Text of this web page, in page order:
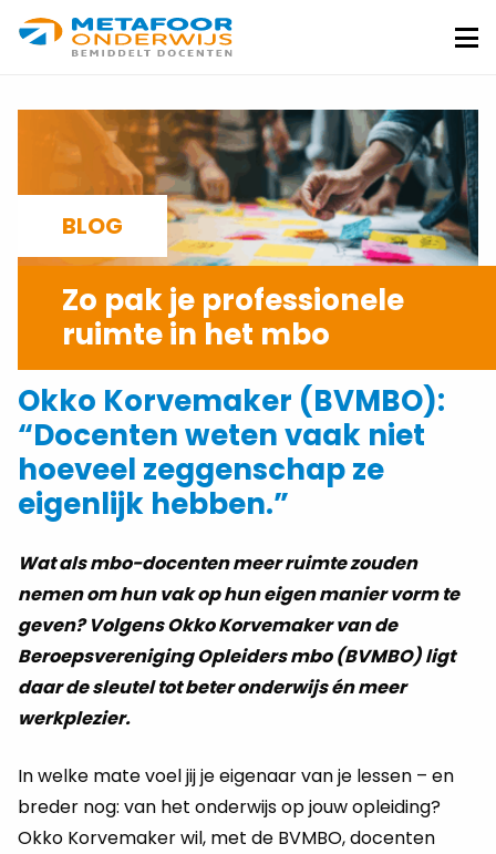
Metafoor
Onderwijs
BLOG
Zo pak je professionele
ruimte in het mbo
Okko Korvemaker (BVMBO):
“Docenten weten vaak niet
hoeveel zeggenschap ze
eigenlijk hebben.”
Wat als mbo-docenten meer ruimte zouden
nemen om hun vak op hun eigen manier vorm te
geven? Volgens Okko Korvemaker van de
Beroepsvereniging Opleiders mbo (BVMBO) ligt
daar de sleutel tot beter onderwijs én meer
werkplezier.
In welke mate voel jij je eigenaar van je lessen – en
breder nog: van het onderwijs op jouw opleiding?
Okko Korvemaker wil, met de BVMBO, docenten